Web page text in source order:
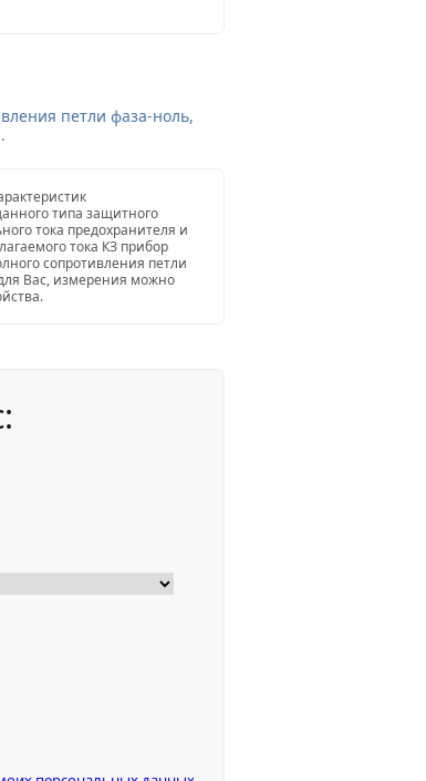
петли фаза-ноль,
типа защитного
тока предохранителя и
тока КЗ прибор
сопротивления петли
Вас, измерения можно